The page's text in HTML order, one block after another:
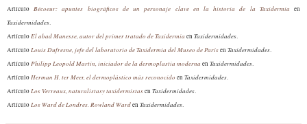
ArtículoBécoeur: apuntes biográficos de un personaje clave en la historia de la Taxidermia en
Taxidermidades.
Artículo El abad Manesse, autor del primer tratado de Taxidermia en Taxidermidades.
ArtículoLouis Dufresne, jefe del laboratorio de Taxidermia del Museo de Parísen Taxidermidades.
Artículo Philipp Leopold Martin, iniciador de la dermoplastia moderna en Taxidermidades.
ArtículoHerman H. ter Meer, el dermoplástico más reconocidoen Taxidermidades.
ArtículoLos Verreaux, naturalistasy taxidermistasen Taxidermidades.
ArtículoLos Ward de Londres. Rowland Warden Taxidermidades.